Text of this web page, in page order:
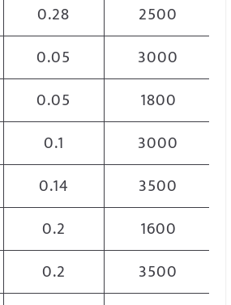
0.28
2500
0.05
3000
0.05
1800
0.1
3000
0.14
3500
0.2
1600
0.2
3500